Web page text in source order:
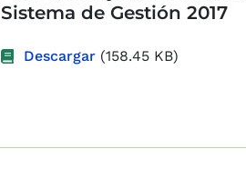
Sistema de Gestión 2017
Descargar (158.45 KB)